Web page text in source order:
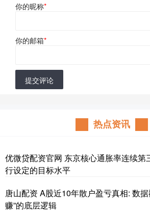
你的昵称*
你的邮箱*
提交评论
热点资讯
优微贷配资官网 东京核心通胀率连续第
行设定的目标水平
唐山配资 A股近10年散户盈亏真相: 数
赚”的底层逻辑